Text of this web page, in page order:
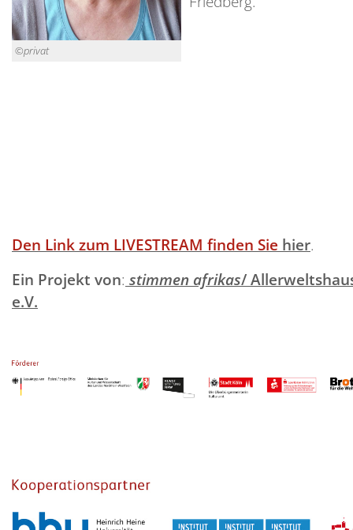
©privat
Den Link zum LIVESTREAM finden Sie hier.
Ein Projekt von: stimmen afrikas/
e.V.